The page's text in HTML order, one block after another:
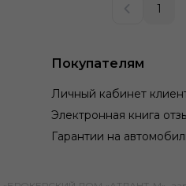
1
Покупателям
Личный кабинет
Электронная книга
Гарантии на